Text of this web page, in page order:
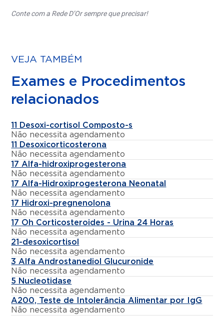
Conte com a Rede D’Or sempre que precisar!
VEJA TAMBÉM
Exames e Procedimentos
relacionados
11 Desoxi-cortisol Composto-s
Não necessita agendamento
11 Desoxicorticosterona
Não necessita agendamento
17 Alfa-hidroxiprogesterona
Não necessita agendamento
17 Alfa-Hidroxiprogesterona Neonatal
Não necessita agendamento
17 Hidroxi-pregnenolona
Não necessita agendamento
17 Oh Corticosteroides - Urina 24 Horas
Não necessita agendamento
21-desoxicortisol
Não necessita agendamento
3 Alfa Androstanediol Glucuronide
Não necessita agendamento
5 Nucleotidase
Não necessita agendamento
A200, Teste de Intolerância Alimentar por IgG
Não necessita agendamento